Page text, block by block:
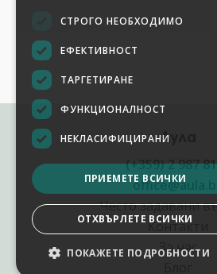
Аула
(+359) 2 987
office@aula.bg
Често задавани
Контакти
За нас
СТРОГО НЕОБХОДИМО
ЕФЕКТИВНОСТ
ТАРГЕТИРАНЕ
ФУНКЦИОНАЛНОСТ
НЕКЛАСИФИЦИРАНИ
ПРИЕМЕТЕ ВСИЧКИ
ОТХВЪРЛЕТЕ ВСИЧКИ
ПОКАЖЕТЕ ПОДРОБНОСТИ